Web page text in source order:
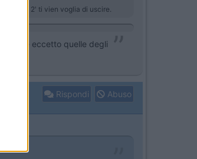
o dopo 2' ti vien voglia di uscire.
eccetto quelle degli
Rispondi Abuso